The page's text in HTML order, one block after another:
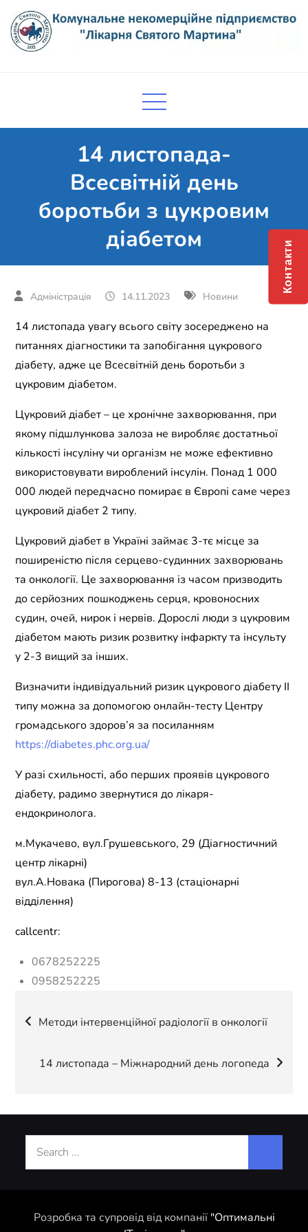
content
підприємство "Лікарня Святого
14 листопада-
Всесвітній день
боротьби з цукровим
діабетом
14.11.2023 Новини
14 листопада увагу всього світу зосереджено на
питаннях діагностики та запобігання цукрового
діабету, адже це Всесвітній день боротьби з
цукровим діабетом.
Цукровий діабет – це хронічне захворювання, при
якому підшлункова залоза не виробляє достатньої
кількості інсуліну чи організм не може ефективно
використовувати вироблений інсулін. Понад 1 000
000 людей передчасно помирає в Європі саме через
цукровий діабет 2 типу.
Цукровий діабет в Україні займає 3-тє місце за
поширеністю після серцево-судинних захворювань
та онкології. Це захворювання із часом призводить
до серйозних пошкоджень серця, кровоносних
судин, очей, нирок і нервів. Дорослі люди з цукровим
діабетом мають ризик розвитку інфаркту та інсульту
у 2-3 вищий за інших.
Визначити індивідуальний ризик цукрового діабету II
типу можна за допомогою онлайн-тесту Центру
громадського здоров’я за посиланням
https://diabetes.phc.org.ua/
У разі схильності, або перших проявів цукрового
діабету, радимо звернутися до лікаря-
ендокринолога.
м.Мукачево, вул.Грушевського, 29 (Діагностичний
центр лікарні)
вул.А.Новака (Пирогова) 8-13 (стаціонарні
відділення)
callcentr:
0678252225
0958252225
Навігація
записів
Методи інтервенційної радіології в онкології
14 листопада – Міжнародний день логопеда
Search
Розробка та супровід від компанії "Оптимальні
Контакти